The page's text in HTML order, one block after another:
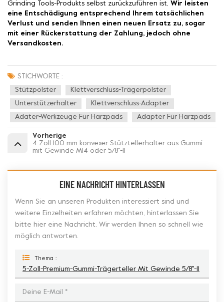
Grinding Tools-Produkts selbst zurückzuführen ist, Wir leisten
eine Entschädigung entsprechend Ihrem tatsächlichen
Verlust und senden Ihnen einen neuen Ersatz zu, sogar
mit einer Rückerstattung der Zahlung, jedoch ohne
Versandkosten.
STICHWORTE :
Stützpolster Klettverschluss-Trägerpolster
Unterstützerhalter Klettverschluss-Adapter
Adater-Werkzeuge Für Harzpads Adapter Für Harzpads
Vorherige
4 Zoll 100 mm konvexer Stütztellerhalter aus Gummi
mit Gewinde M14 oder 5/8''-11
EINE NACHRICHT HINTERLASSEN
Wenn Sie an unseren Produkten interessiert sind und
weitere Einzelheiten erfahren möchten, hinterlassen Sie
bitte hier eine Nachricht. Wir werden Ihnen so schnell wie
möglich antworten.
Thema :
5-Zoll-Premium-Gummi-Trägerteller Mit Gewinde 5/8''-11